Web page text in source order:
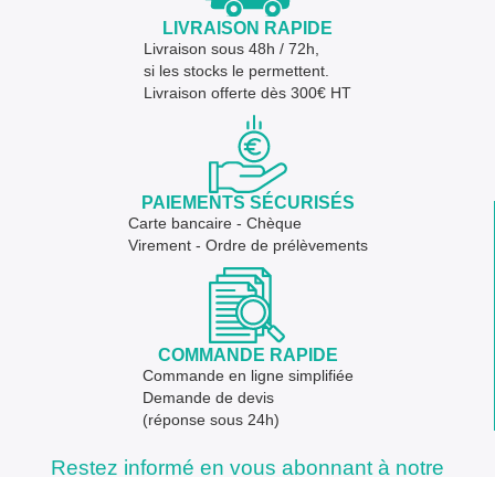
LIVRAISON RAPIDE
Livraison sous 48h / 72h,
si les stocks le permettent.
Livraison offerte dès 300€ HT
PAIEMENTS SÉCURISÉS
Carte bancaire - Chèque
Virement - Ordre de prélèvements
COMMANDE RAPIDE
Commande en ligne simplifiée
Demande de devis
(réponse sous 24h)
Restez informé en vous abonnant à notre